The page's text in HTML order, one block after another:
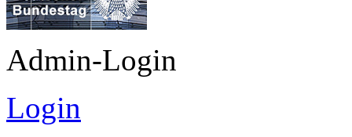
Admin-Login
Login